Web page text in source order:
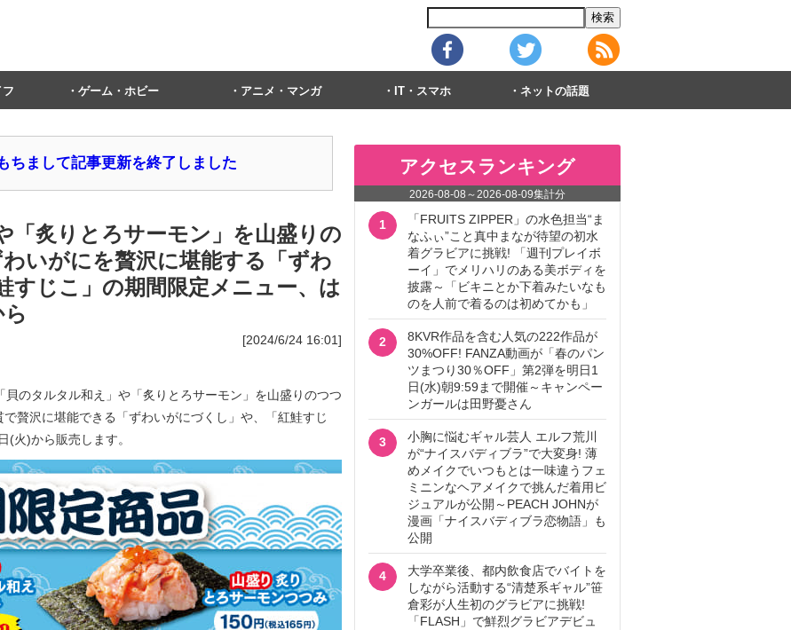
フ ゲーム・ホビー アニメ・マンガ IT・スマホ ネットの話題
ちまして記事更新を終了しました
「炙りとろサーモン」を山盛りの
いがにを贅沢に堪能する「ずわ
すじこ」の期間限定メニュー、は
[2024/6/24 16:01]
のタルタル和え」や「炙りとろサーモン」を山盛りのつつ
贅沢に堪能できる「ずわいがにづくし」や、「紅鮭すじ
(火)から販売します。
アクセスランキング
2026-08-08 ～2026-08-09集計分
1
「FRUITS ZIPPER」の水色担当“ま
なふぃ”こと真中まなが待望の初水
着グラビアに挑戦! 「週刊プレイボ
ーイ」でメリハリのある美ボディを
披露～「ビキニとか下着みたいなも
のを人前で着るのは初めてかも」
2
8KVR作品を含む人気の222作品が
30%OFF! FANZA動画が「春のパン
ツまつり30％OFF」第2弾を明日1
日(水)朝9:59まで開催～キャンペー
ンガールは田野憂さん
3
小胸に悩むギャル芸人 エルフ荒川
が“ナイスバディブラ”で大変身! 薄
めメイクでいつもとは一味違うフェ
ミニンなヘアメイクで挑んだ着用ビ
ジュアルが公開～PEACH JOHNが
漫画「ナイスバディブラ恋物語」も
公開
4
大学卒業後、都内飲食店でバイトを
しながら活動する“清楚系ギャル”笹
倉彩が人生初のグラビアに挑戦!
「FLASH」で鮮烈グラビアデビュ